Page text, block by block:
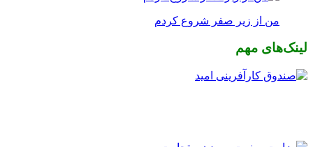
من از زیر صفر شروع کردم
لینک‌های مهم